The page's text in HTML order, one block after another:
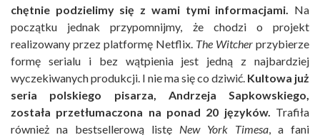
chętnie podzielimy się z wami tymi informacjami. Na
początku jednak przypomnijmy, że chodzi o projekt
realizowany przez platformę Netflix. The Witcher przybierze
formę serialu i bez wątpienia jest jedną z najbardziej
wyczekiwanych produkcji. I nie ma się co dziwić. Kultowa już
seria polskiego pisarza, Andrzeja Sapkowskiego,
została przetłumaczona na ponad 20 języków. Trafiła
również na bestsellerową listę New York Timesa, a fani